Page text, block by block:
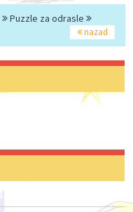
Puzzle za odrasle
nazad